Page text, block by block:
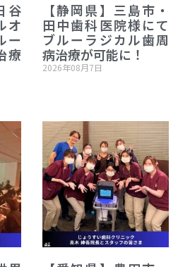
谷
オ
ー
療
【静岡県】三島市・
田中歯科医院様にて
ブルーラジカル歯周
病治療が可能に！
2026年08月7日